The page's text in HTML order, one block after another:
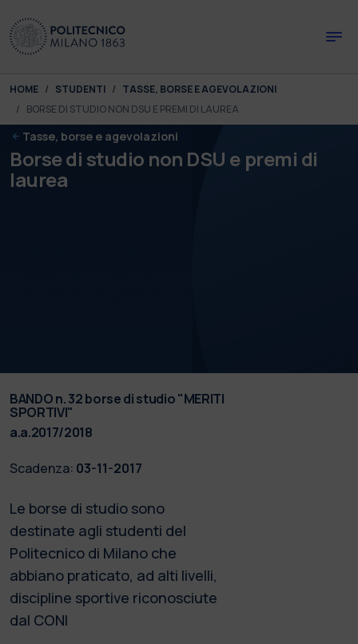
You are here:
HOME STUDENTI
TASSE, BORSE E AGEVOLAZIONI
BORSE DI STUDIO NON DSU E PREMI DI LAUREA
Tasse, borse e agevolazioni
Borse di studio non DSU e premi di
laurea
BANDO n. 32 borse di studio "MERITI
SPORTIVI"
a.a.2017/2018
Scadenza: 03-11-2017
Le borse di studio sono
destinate agli studenti del
Politecnico di Milano che
abbiano praticato, ad alti livelli,
discipline sportive riconosciute
dal CONI